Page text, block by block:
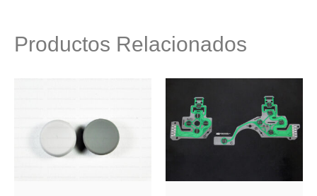
Productos Relacionados